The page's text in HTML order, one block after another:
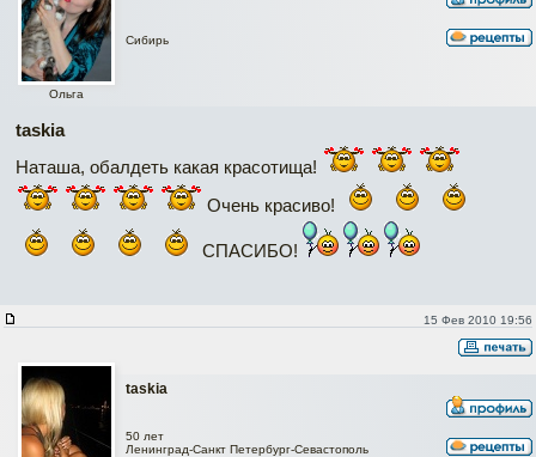
Ольга
Сибирь
taskia
Наташа, обалдеть какая красотища!
Очень красиво!
СПАСИБО!
15 Фев 2010 19:56
taskia
50 лет
Ленинград-Санкт Петербург-Севастополь